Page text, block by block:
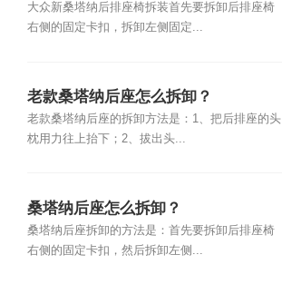
大众新桑塔纳后排座椅拆装首先要拆卸后排座椅
右侧的固定卡扣，拆卸左侧固定...
老款桑塔纳后座怎么拆卸？
老款桑塔纳后座的拆卸方法是：1、把后排座的头
枕用力往上抬下；2、拔出头...
桑塔纳后座怎么拆卸？
桑塔纳后座拆卸的方法是：首先要拆卸后排座椅
右侧的固定卡扣，然后拆卸左侧...